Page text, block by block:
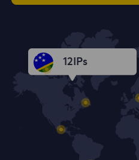
12 IPs